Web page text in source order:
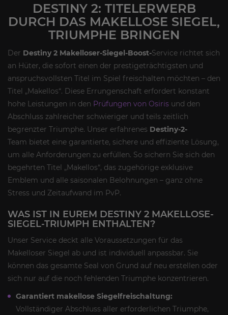
DESTINY 2: TITELERWERB
DURCH DAS MAKELLOSE SIEGEL,
TRIUMPHE BRINGEN
Der Destiny 2 Makelloser-Siegel-Boost-Service richtet sich
an Hüter, die sofort einen der prestigeträchtigsten und
anspruchsvollsten Titel im Spiel freischalten möchten – den
Titel „Makellos“. Diese Errungenschaft erfordert konstant
hohe Leistungen in den Prüfungen von Osiris und den
Abschluss zahlreicher schwieriger und teils zeitlich
begrenzter Triumphe. Unser erfahrenes Destiny-2-
Team bietet eine garantierte, sichere und effiziente Lösung,
um alle Anforderungen zu erfüllen. So sichern Sie sich den
begehrten Titel „Makellos“, das zugehörige exklusive
Emblem und alle saisonalen Belohnungen – ganz ohne
Stress und Zeitaufwand im PvP.
WAS IST IN EUREM DESTINY 2 MAKELLOSE-
SIEGEL-TRIUMPH ENTHALTEN?
Unser Service deckt alle Voraussetzungen für das
Makelloser Siegel ab und ist individuell anpassbar. Sie
können das gesamte Seal von Grund auf neu erstellen oder
sich nur auf die noch fehlenden Triumphe konzentrieren.
Garantiert makellose Siegelfreischaltung:
Vollständiger Abschluss aller erforderlichen Triumphe,